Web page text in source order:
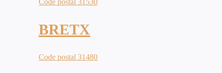
Code postal 31530
BRETX
Code postal 31480